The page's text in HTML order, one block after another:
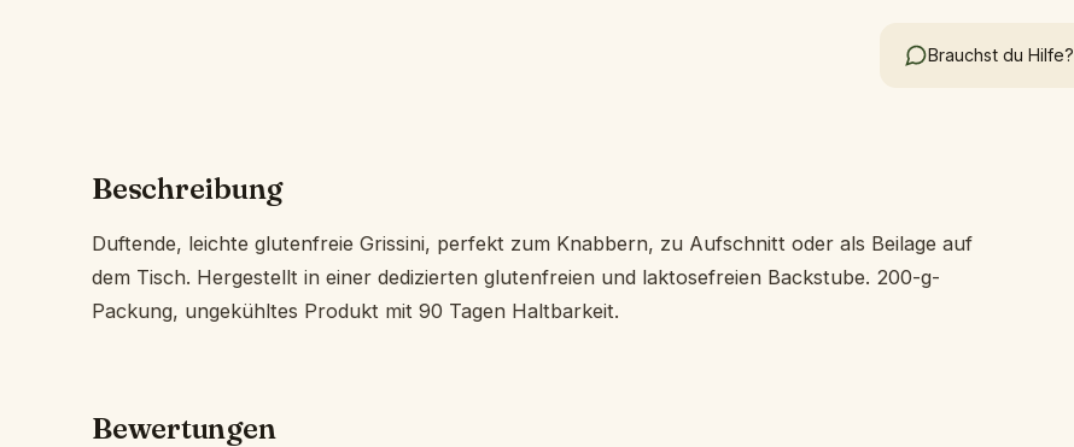
Brauchst du Hilfe?
Beschreibung
Duftende, leichte glutenfreie Grissini, perfekt zum Knabbern, zu Aufschnitt oder als Beilage auf
dem Tisch. Hergestellt in einer dedizierten glutenfreien und laktosefreien Backstube. 200-g-
Packung, ungekühltes Produkt mit 90 Tagen Haltbarkeit.
Bewertungen